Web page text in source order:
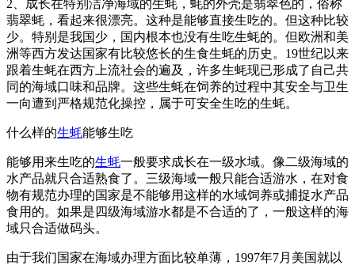
2、成长在特别洁净海域的生蚝，蚝的外壳是翡翠色的，俗称
翡翠蚝，看起来很漂亮。这种是能够直接生吃的。但这种比较
少。特别是我国少，国内根本也没有生吃生蚝的。但欧洲和美
洲等西方发达国家有比较悠长的生食生蚝的历史。19世纪以来
跟着生蚝在西方上流社会的遍及，许多生蚝现已形成了自己共
同的海域口味和品牌。这些生蚝在饲养的过程中其安全与卫生
一向遭到严格规范化操控，属于可安全生吃的生蚝。
什么样的生蚝能够生吃
能够用来生吃的生蚝一般要求成长在一级水域。像二级海域的
水产品就只合适熟食了。三级海域一般只能合适游水，在对食
物有规范办理的国家是不能够用这样的水域饲养或捕捉水产品
食用的。如果是四级海域游水都是不合适的了，一般这样的海
域只合适做码头。
由于我们国家在海域办理方面比较单薄，1997年7月美国就以